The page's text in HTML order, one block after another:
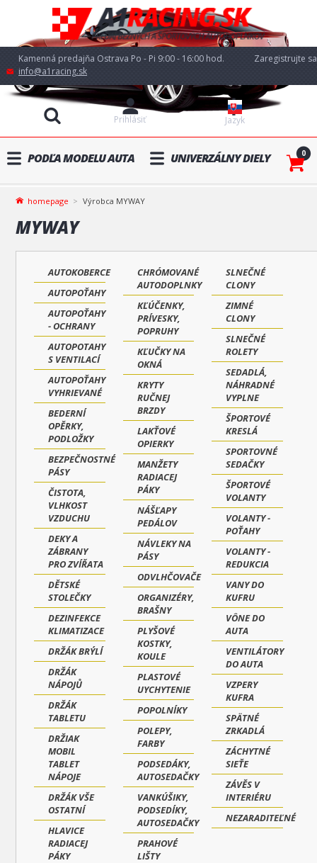
Kamenná predajňa Ostrava Po - Pi 9:00 - 16:00 hod.
info@a1racing.sk
Jazyk
Prihlásiť
Zaregistrujte sa
PODĽA MODELU AUTA UNIVERZÁLNY DIELY 0
homepage Výrobca MYWAY
MYWAY
AUTOKOBERCE
AUTOPOŤAHY
AUTOPOŤAHY
- OCHRANY
AUTOPOTAHY
S VENTILACÍ
AUTOPOŤAHY
VYHRIEVANÉ
BEDERNÍ
OPĚRKY,
PODLOŽKY
BEZPEČNOSTNÉ
PÁSY
ČISTOTA,
VLHKOST
VZDUCHU
DEKY A
ZÁBRANY
PRO ZVÍŘATA
DĚTSKÉ
STOLEČKY
DEZINFEKCE
KLIMATIZACE
DRŽÁK BRÝLÍ
DRŽÁK
NÁPOJŮ
DRŽÁK
TABLETU
DRŽIAK
MOBIL
TABLET
NÁPOJE
DRŽÁK VŠE
OSTATNÍ
HLAVICE
RADIACEJ
PÁKY
CHRÓMOVANÉ
AUTODOPLNKY
KĽÚČENKY,
PRÍVESKY,
POPRUHY
KĽUČKY NA
OKNÁ
KRYTY
RUČNEJ
BRZDY
LAKŤOVÉ
OPIERKY
MANŽETY
RADIACEJ
PÁKY
NÁŠĽAPY
PEDÁLOV
NÁVLEKY NA
PÁSY
ODVLHČOVAČE
ORGANIZÉRY,
BRAŠNY
PLYŠOVÉ
KOSTKY,
KOULE
PLASTOVÉ
UYCHYTENIE
POPOLNÍKY
POLEPY,
FARBY
PODSEDÁKY,
AUTOSEDAČKY
VANKÚŠIKY,
PODSEDÍKY,
AUTOSEDAČKY
PRAHOVÉ
LIŠTY
SLNEČNÉ
CLONY
ZIMNÉ
CLONY
SLNEČNÉ
ROLETY
SEDADLÁ,
NÁHRADNÉ
VYPLNE
ŠPORTOVÉ
KRESLÁ
SPORTOVNÉ
SEDAČKY
ŠPORTOVÉ
VOLANTY
VOLANTY -
POŤAHY
VOLANTY -
REDUKCIA
VANY DO
KUFRU
VÔNE DO
AUTA
VENTILÁTORY
DO AUTA
VZPERY
KUFRA
SPÄTNÉ
ZRKADLÁ
ZÁCHYTNÉ
SIEŤE
ZÁVĚS V
INTERIÉRU
NEZARADITEĽNÉ